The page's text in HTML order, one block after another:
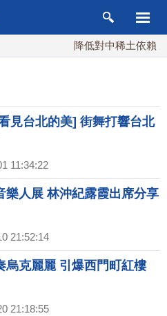
降低對中稀土依賴 川
見台北的美] 街舞打響台北
11:34:22
樂人展 林沖紀露霞出席分享
21:52:14
烏克麗麗 引爆西門町紅樓
21:18:55